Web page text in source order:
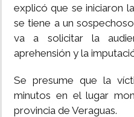
explicó que se iniciaron
se tiene a un
va a solicitar la
aprehensión y la
Se presume que la
minutos en el lugar
provincia de Veraguas.